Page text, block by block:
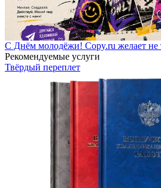
С Днём молодёжи! Copy.ru желает не
Рекомендуемые услуги
Твёрдый переплет